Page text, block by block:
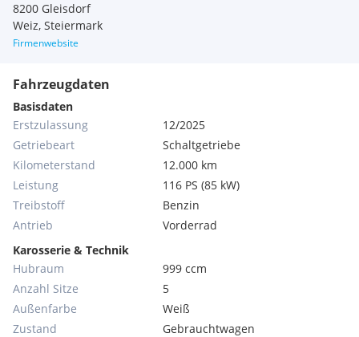
8200 Gleisdorf
Weiz, Steiermark
Firmenwebsite
Fahrzeugdaten
Basisdaten
Erstzulassung
12/2025
Getriebeart
Schaltgetriebe
Kilometerstand
12.000 km
Leistung
116 PS (85 kW)
Treibstoff
Benzin
Antrieb
Vorderrad
Karosserie & Technik
Hubraum
999 ccm
Anzahl Sitze
5
Außenfarbe
Weiß
Zustand
Gebrauchtwagen